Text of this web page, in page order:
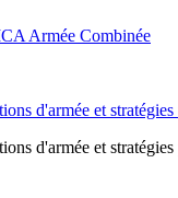
Armée Combinée
d'armée et
d'armée et